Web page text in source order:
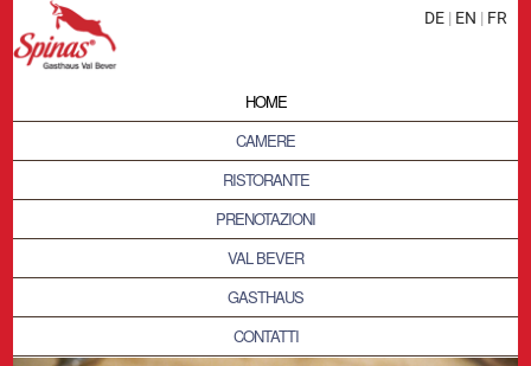
DE | EN | FR
HOME
CAMERE
RISTORANTE
PRENOTAZIONI
VAL BEVER
GASTHAUS
CONTATTI